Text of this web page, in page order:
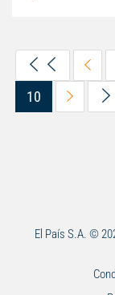
10
El País S.A. ©